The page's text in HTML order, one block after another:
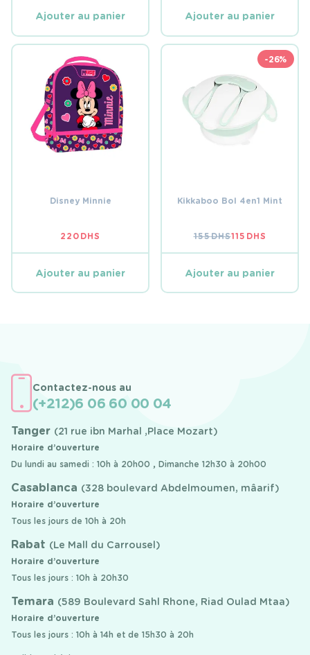
Ajouter au panier
ÉTAIT :
EST :
Ajouter au panier
Disney Minnie
220 DHS
Ajouter au panier
-26%
Kikkaboo Bol 4en1 Mint
155DHSLE
PRIX
ÉTAIT :
115 DHS
LE
PRIX
EST :
Ajouter au panier
Contactez-nous au
(+212)6 06 60 00 04
Tanger (21 rue ibn Marhal ,Place Mozart)
Horaire d’ouverture
Du lundi au samedi : 10h à 20h00 , Dimanche 12h30 à 20h00
Casablanca (328 boulevard Abdelmoumen, mâarif)
Horaire d’ouverture
Tous les jours de 10h à 20h
Rabat (Le Mall du Carrousel)
Horaire d’ouverture
Tous les jours : 10h à 20h30
Temara (589 Boulevard Sahl Rhone, Riad Oulad Mtaa)
Horaire d’ouverture
Tous les jours : 10h à 14h et de 15h30 à 20h